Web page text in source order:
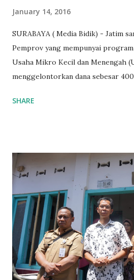
January 14, 2016
SURABAYA ( Media Bidik) - Jatim
Pemprov yang mempunyai
Usaha Mikro Kecil dan Menengah
menggelontorkan dana sebesar
UMKM di Jatim. Namun
yang sebenarnya ada dana
Ketika saya menjalankan Reses di
Tulungagung , banyak masyarakat
dana pinjaman lunak di Bank
UMKM, karena sebenarnya jika
memberikan sosialisasi sampai ke
yakin masyarakat sangat senang
akrab dipanggil Gus Udin tersebut.
MEA, seharusnya pelaku UMKM
SHARE